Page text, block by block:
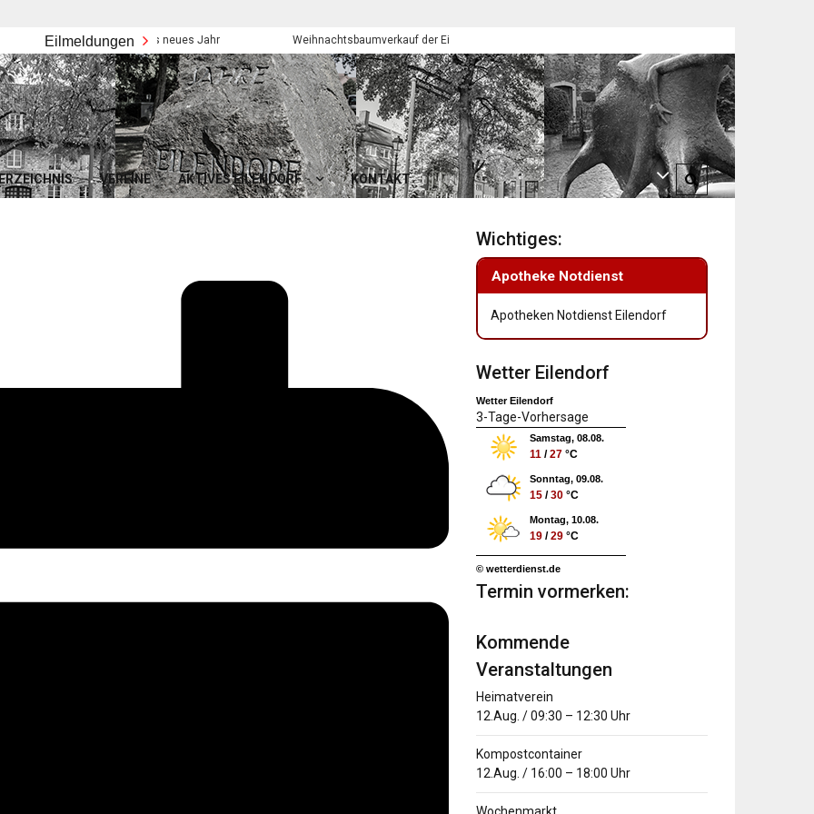
EilmeldungenFrohes neues Jahr Weihnachtsbaumverkauf der Eilendorfer Pfadfinder
VEREINE AKTIVES EILENDORF KONTAKT
Wichtiges:
Apotheke Notdienst
Apotheken Notdienst Eilendorf
Wetter Eilendorf
Wetter Eilendorf
3-Tage-Vorhersage
Samstag, 08.08.
11 /27 °C
Sonntag, 09.08.
15 /30 °C
Montag, 10.08.
19 /29 °C
© wetterdienst.de
Termin vormerken:
Kommende
Veranstaltungen
Heimatverein
12.Aug. /09:30 – 12:30 Uhr
Kompostcontainer
12.Aug. / 16:00 – 18:00 Uhr